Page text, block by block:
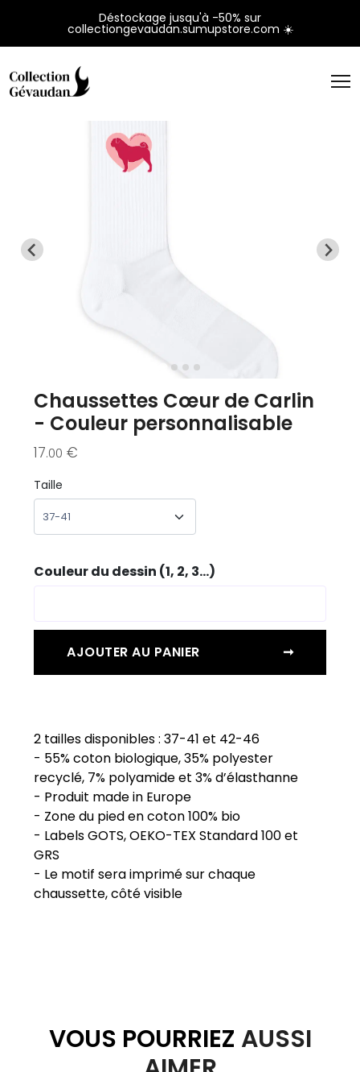
Déstockage jusqu'à -50% sur
collectiongevaudan.sumupstore.com ☀️
Chaussettes Cœur de Carlin
- Couleur personnalisable
17.00 €
Taille
Couleur du dessin (1, 2, 3...)
AJOUTER AU PANIER ➞
2 tailles disponibles : 37-41 et 42-46
- 55% coton biologique, 35% polyester
recyclé, 7% polyamide et 3% d’élasthanne
- Produit made in Europe
- Zone du pied en coton 100% bio
- Labels GOTS, OEKO-TEX Standard 100 et
GRS
- Le motif sera imprimé sur chaque
VOUS POURRIEZ AUSSI
Panneau de gestion des cookies